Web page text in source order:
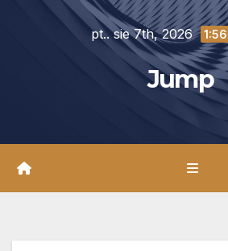
pt.. sie 7th, 2026
Jump